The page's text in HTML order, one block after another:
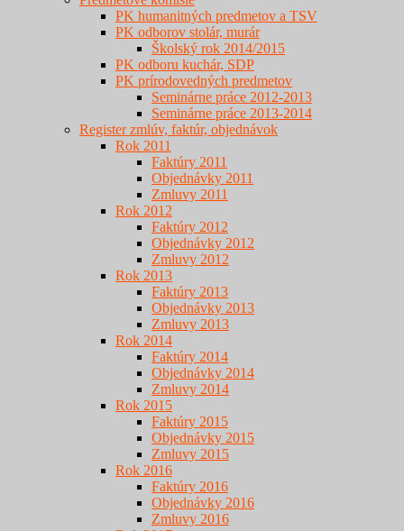
PK humanitných predmetov a TSV
PK odborov stolár, murár
Školský rok 2014/2015
PK odboru kuchár, SDP
PK prírodovedných predmetov
Seminárne práce 2012-2013
Seminárne práce 2013-2014
Register zmlúv, faktúr, objednávok
Rok 2011
Faktúry 2011
Objednávky 2011
Zmluvy 2011
Rok 2012
Faktúry 2012
Objednávky 2012
Zmluvy 2012
Rok 2013
Faktúry 2013
Objednávky 2013
Zmluvy 2013
Rok 2014
Faktúry 2014
Objednávky 2014
Zmluvy 2014
Rok 2015
Faktúry 2015
Objednávky 2015
Zmluvy 2015
Rok 2016
Faktúry 2016
Objednávky 2016
Zmluvy 2016